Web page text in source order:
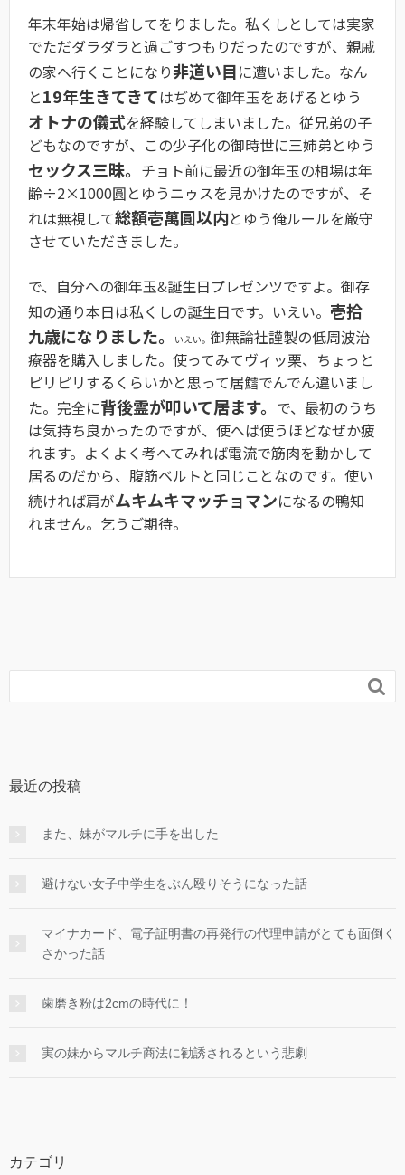
年末年始は帰省してをりました。私くしとしては実家
でただダラダラと過ごすつもりだったのですが、親戚
の家へ行くことになり非道い目に遭いました。なん
と19年生きてきてはぢめて御年玉をあげるとゆう
オトナの儀式を経験してしまいました。従兄弟の子
どもなのですが、この少子化の御時世に三姉弟とゆう
セックス三昧。 チョト前に最近の御年玉の相場は年
齢÷2×1000圓とゆうニゥスを見かけたのですが、そ
れは無視して総額壱萬圓以内とゆう俺ルールを厳守
させていただきました。
で、自分への御年玉&誕生日プレゼンツですよ。御存
知の通り本日は私くしの誕生日です。いえい。 壱拾
九歳になりました。
いえい。 御無論社謹製の低周波治
療器を購入しました。使ってみてヴィッ栗、ちょっと
ピリピリするくらいかと思って居鱈でんでん違いまし
た。完全に背後霊が叩いて居ます。 で、最初のうち
は気持ち良かったのですが、使へば使うほどなぜか疲
れます。よくよく考へてみれば電流で筋肉を動かして
居るのだから、腹筋ベルトと同じことなのです。使い
続ければ肩がムキムキマッチョマンになるの鴨知
れません。乞うご期待。

最近の投稿
また、妹がマルチに手を出した
避けない女子中学生をぶん殴りそうになった話
マイナカード、電子証明書の再発行の代理申請がとても面倒く
さかった話
歯磨き粉は2cmの時代に！
実の妹からマルチ商法に勧誘されるという悲劇
カテゴリ